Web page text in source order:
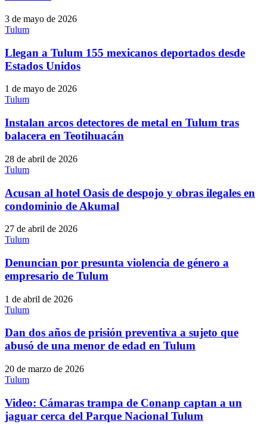
3 de mayo de 2026
Tulum
Llegan a Tulum 155 mexicanos deportados desde
Estados Unidos
1 de mayo de 2026
Tulum
Instalan arcos detectores de metal en Tulum tras
balacera en Teotihuacán
28 de abril de 2026
Tulum
Acusan al hotel Oasis de despojo y obras ilegales en
condominio de Akumal
27 de abril de 2026
Tulum
Denuncian por presunta violencia de género a
empresario de Tulum
1 de abril de 2026
Tulum
Dan dos años de prisión preventiva a sujeto que
abusó de una menor de edad en Tulum
20 de marzo de 2026
Tulum
Video: Cámaras trampa de Conanp captan a un
jaguar cerca del Parque Nacional Tulum